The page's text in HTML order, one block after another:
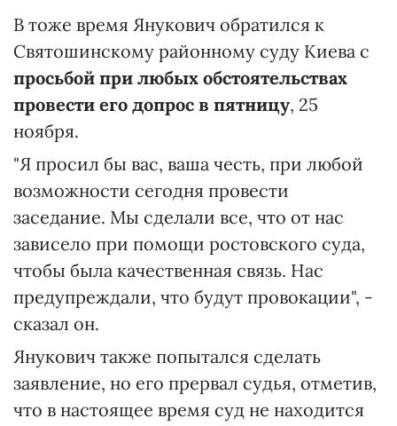
В тоже время Янукович обратился к
Святошинскому районному суду Киева с
просьбой при любых обстоятельствах
провести его допрос в пятницу, 25
ноября.
"Я просил бы вас, ваша честь, при любой
возможности сегодня провести
заседание. Мы сделали все, что от нас
зависело при помощи ростовского суда,
чтобы была качественная связь. Нас
предупреждали, что будут провокации", -
сказал он.
Янукович также попытался сделать
заявление, но его прервал судья, отметив,
что в настоящее время суд не находится